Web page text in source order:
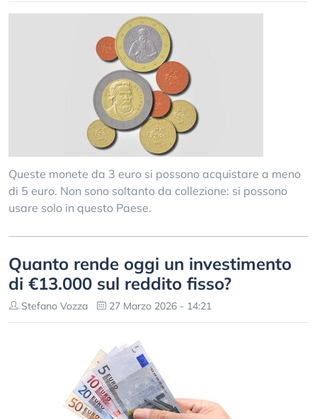
Queste monete da 3 euro si possono acquistare a meno
di 5 euro. Non sono soltanto da collezione: si possono
usare solo in questo Paese.
Quanto rende oggi un investimento
di €13.000 sul reddito fisso?
Stefano Vozza 27 Marzo 2026 - 14:21